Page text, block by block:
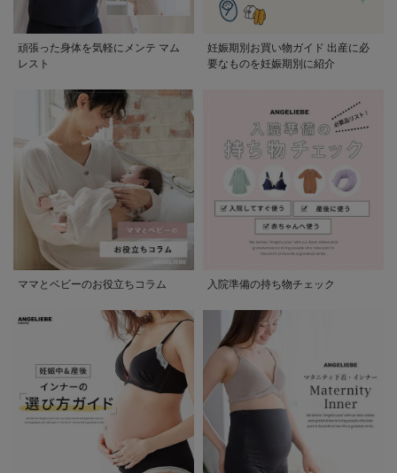
頑張った身体を気軽にメンテ マム
レスト
妊娠期別お買い物ガイド 出産に必
要なものを妊娠期別に紹介
ママとベビーのお役立ちコラム 入院準備の持ち物チェック